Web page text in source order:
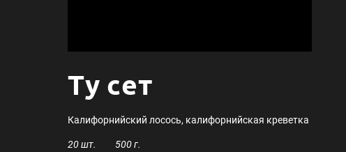
Ту сет
Калифорнийский лосось, калифорнийская креветка
20 шт. 500 г.